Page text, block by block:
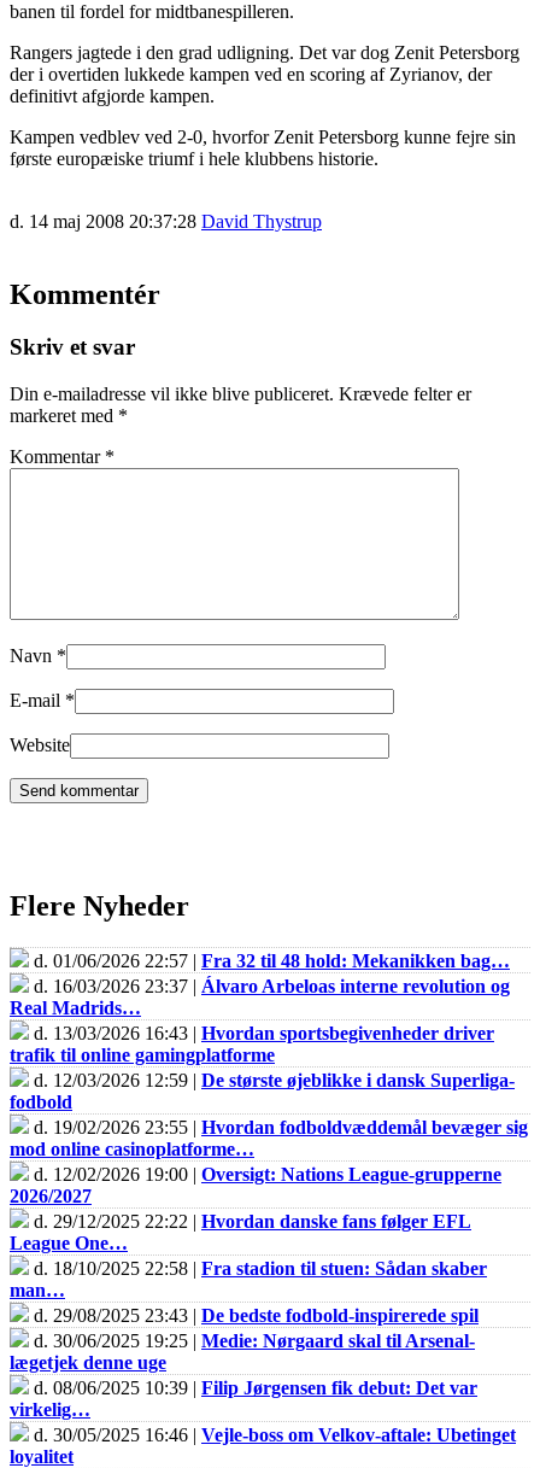
banen til fordel for midtbanespilleren.
Rangers jagtede i den grad udligning. Det var dog Zenit Petersborg
der i overtiden lukkede kampen ved en scoring af Zyrianov, der
definitivt afgjorde kampen.
Kampen vedblev ved 2-0, hvorfor Zenit Petersborg kunne fejre sin
første europæiske triumf i hele klubbens historie.
d. 14 maj 2008 20:37:28 David Thystrup
Kommentér
Skriv et svar
Din e-mailadresse vil ikke blive publiceret. Krævede felter er
markeret med *
Kommentar *
Navn *
E-mail *
Website
Flere Nyheder
d. 01/06/2026 22:57 | Fra 32 til 48 hold: Mekanikken bag…
d. 16/03/2026 23:37 | Álvaro Arbeloas interne revolution og
Real Madrids…
d. 13/03/2026 16:43 | Hvordan sportsbegivenheder driver
trafik til online gamingplatforme
d. 12/03/2026 12:59 | De største øjeblikke i dansk Superliga-
fodbold
d. 19/02/2026 23:55 | Hvordan fodboldvæddemål bevæger sig
mod online casinoplatforme…
d. 12/02/2026 19:00 | Oversigt: Nations League-grupperne
2026/2027
d. 29/12/2025 22:22 | Hvordan danske fans følger EFL
League One…
d. 18/10/2025 22:58 | Fra stadion til stuen: Sådan skaber
man…
d. 29/08/2025 23:43 | De bedste fodbold-inspirerede spil
d. 30/06/2025 19:25 | Medie: Nørgaard skal til Arsenal-
lægetjek denne uge
d. 08/06/2025 10:39 | Filip Jørgensen fik debut: Det var
virkelig…
d. 30/05/2025 16:46 | Vejle-boss om Velkov-aftale: Ubetinget
loyalitet